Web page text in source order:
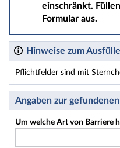
einschränkt.
Formular aus.
Hinweise zum
Pflichtfelder sind mit
Dieses Formular enthält
Angaben zur
Um welche Art von Barriere